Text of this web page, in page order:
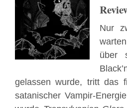
Nur
über
gelassen wurde, tritt das
satanischer Vampir-